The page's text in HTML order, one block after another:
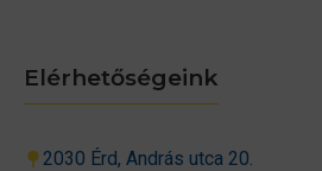
Elérhetőségeink
2030 Érd, András utca 20.